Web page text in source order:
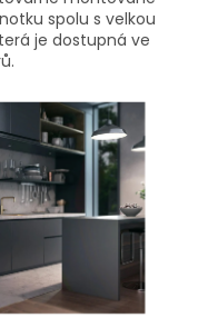
spolu s velkou
je dostupná ve